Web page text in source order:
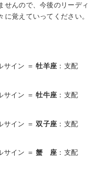
せんので、今後のリーディ
覚えていってください。
サイン ＝牡羊座 ：支配
サイン ＝牡牛座 ：支配
サイン ＝双子座 ：支配
サイン ＝蟹 座 ：支配